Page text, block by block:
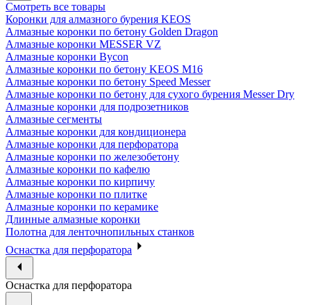
Смотреть все товары
Коронки для алмазного бурения KEOS
Алмазные коронки по бетону Golden Dragon
Алмазные коронки MESSER VZ
Алмазные коронки Bycon
Алмазные коронки по бетону KEOS M16
Алмазные коронки по бетону Speed Messer
Алмазные коронки по бетону для сухого бурения Messer Dry
Алмазные коронки для подрозетников
Алмазные сегменты
Алмазные коронки для кондиционера
Алмазные коронки для перфоратора
Алмазные коронки по железобетону
Алмазные коронки по кафелю
Алмазные коронки по кирпичу
Алмазные коронки по плитке
Алмазные коронки по керамике
Длинные алмазные коронки
Полотна для ленточнопильных станков
Оснастка для перфоратора
Оснастка для перфоратора